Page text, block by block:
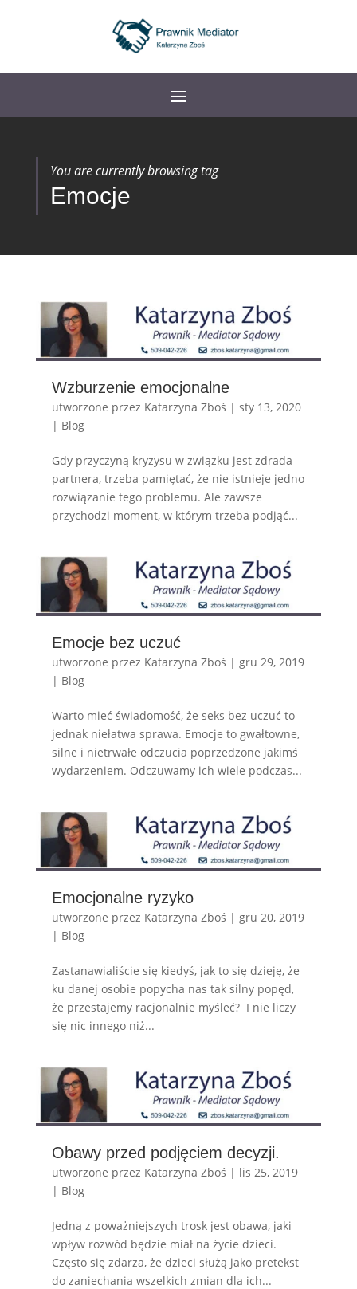
You are currently browsing tag
Emocje
Wzburzenie emocjonalne
utworzone przez Katarzyna Zboś | sty 13, 2020
| Blog
​Gdy przyczyną kryzysu w związku jest zdrada
partnera, trzeba pamiętać, że nie istnieje jedno
rozwiązanie tego problemu. Ale zawsze
przychodzi moment, w którym trzeba podjąć...
Emocje bez uczuć
utworzone przez Katarzyna Zboś | gru 29, 2019
| Blog
Warto mieć świadomość, że seks bez uczuć to
jednak niełatwa sprawa. Emocje to gwałtowne,
silne i nietrwałe odczucia poprzedzone jakimś
wydarzeniem. Odczuwamy ich wiele podczas...
Emocjonalne ryzyko
utworzone przez Katarzyna Zboś | gru 20, 2019
| Blog
Zastanawialiście się kiedyś, jak to się dzieję, że
ku danej osobie popycha nas tak silny popęd,
że przestajemy racjonalnie myśleć? I nie liczy
się nic innego niż...
Obawy przed podjęciem decyzji.
utworzone przez Katarzyna Zboś | lis 25, 2019
| Blog
Jedną z poważniejszych trosk jest obawa, jaki
wpływ rozwód będzie miał na życie dzieci.
Często się zdarza, że dzieci służą jako pretekst
do zaniechania wszelkich zmian dla ich...